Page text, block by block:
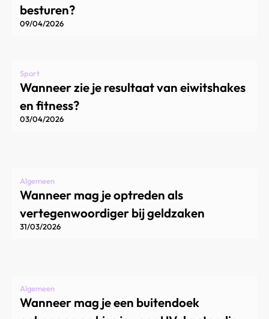
besturen?
09/04/2026
Sport
Wanneer zie je resultaat van eiwitshakes
en fitness?
03/04/2026
Algemeen
Wanneer mag je optreden als
vertegenwoordiger bij geldzaken
31/03/2026
Algemeen
Wanneer mag je een buitendoek